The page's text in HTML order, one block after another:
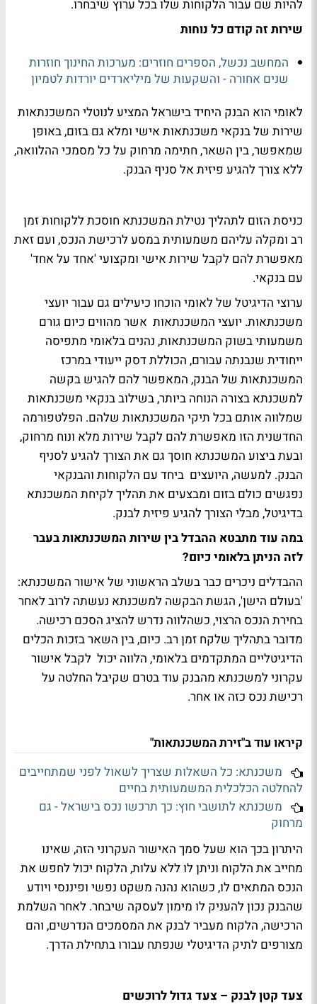
להיות שם עבור הלקוחות שלו בכל ערוץ שיבחרו.
שירות זה קודם כל נוחות
המחשב נכשל, הספרים חוזרים: מערכות החינוך חוזרות
שנים אחורה - והשקעות של מיליארדים יורדות לטמיון
לאומי הוא הבנק היחיד בישראל המציע לנוטלי המשכנתאות
שירות של בנקאי משכנתאות אישי ומלא גם בזום, באופן
שמאפשר, בין השאר, חתימה מרחוק על כל מסמכי ההלוואה,
ללא צורך להגיע פיזית אל סניף הבנק.
כניסת הזום לתהליך נטילת המשכנתא חוסכת ללקוחות זמן
רב ומקלה עליהם משמעותית במסע לרכישת הנכס, ועם זאת
מאפשרת להם לקבל שירות אישי ומקצועי 'אחד על אחד'
עם בנקאי.
ערוצי הדיגיטל של לאומי הוכחו כיעילים גם עבור יועצי
משכנתאות. יועצי המשכנתאות אשר מהווים כיום גורם
משמעותי בשוק המשכנתאות, נהנים בלאומי מתפיסה
ייחודית שנבנתה עבורם, הכוללת דסק ייעודי במרכז
המשכנתאות של הבנק, המאפשר להם להגיש בקשה
למשכנתא בצורה הנוחה ביותר, בשילוב בנקאי משכנתאות
שמלווה אותם בכל תיקי המשכנתאות שלהם. הפלטפורמה
החדשנית הזו מאפשרת להם לקבל שירות מלא ונוח מרחוק,
ובעת ביצוע המשכנתא חוסך גם את הצורך להגיע לסניף
הבנק. למעשה, היועצים ביחד עם הלקוחות והבנקאי
נפגשים כולם בזום ומבצעים את תהליך לקיחת המשכנתא
בדיגיטל, מבלי הצורך להגיע פיזית לבנק.
במה עוד מתבטא ההבדל בין שירות המשכנתאות בעבר
לזה הניתן בלאומי כיום?
ההבדלים ניכרים כבר בשלב הראשוני של אישור המשכנתא:
'בעולם הישן', הגשת הבקשה למשכנתא נעשתה לרוב לאחר
בחירת הנכס הרצוי, כשהלווה נדרש להציג הסכם רכישה.
מדובר בתהליך שלקח זמן רב. כיום, בין השאר בזכות הכלים
הדיגיטליים המתקדמים בלאומי, הלווה יכול לקבל אישור
עקרוני למשכנתא מהבנק עוד בטרם שקיבל החלטה על
רכישת נכס כזה או אחר.
קיראו עוד ב"זירת המשכנתאות"
משכנתא: כל השאלות שצריך לשאול לפני שמתחייבים
להחלטה הכלכלית המשמעותית בחיים
משכנתא לתושבי חוץ: כך תרכשו נכס בישראל - גם
מרחוק
היתרון בכך הוא שעל סמך האישור העקרוני הזה, שאינו
מחייב את הלקוח וניתן לו ללא עלות, הלקוח יכול לחפש את
הנכס המתאים לו, כשהוא נהנה משקט נפשי ופיננסי ויודע
שהבנק נכון להעניק לו מימון לעסקה שיבחר. לאחר השלמת
הרכישה, הלקוח מעביר לבנק את המסמכים הנדרשים, והם
מצורפים לתיק הדיגיטלי שנפתח עבורו בתחילת הדרך.
צעד קטן לבנק – צעד גדול לרוכשים